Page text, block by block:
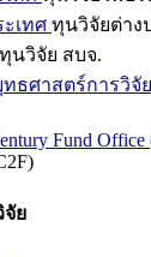
เทศ ทุนวิจัยต่าง
ทุนวิจัย สบจ.
ธศาสตร์การวิจัย
Fund Office
จัย